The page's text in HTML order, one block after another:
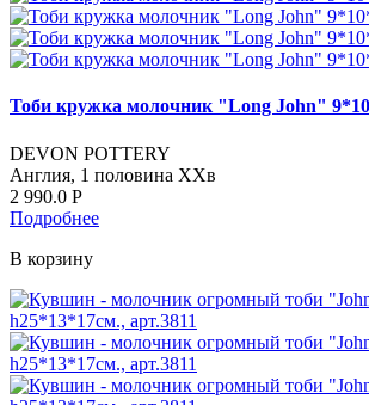
Тоби кружка молочник "Long John"
DEVON POTTERY
Англия, 1 половина ХХв
2 990.0 Р
Подробнее
В корзину